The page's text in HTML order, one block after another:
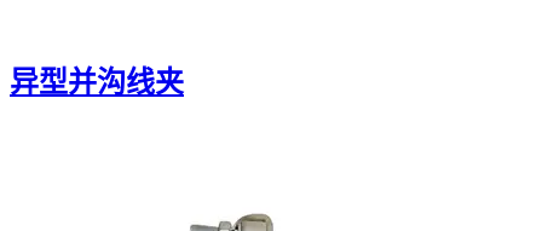
异型并沟线夹